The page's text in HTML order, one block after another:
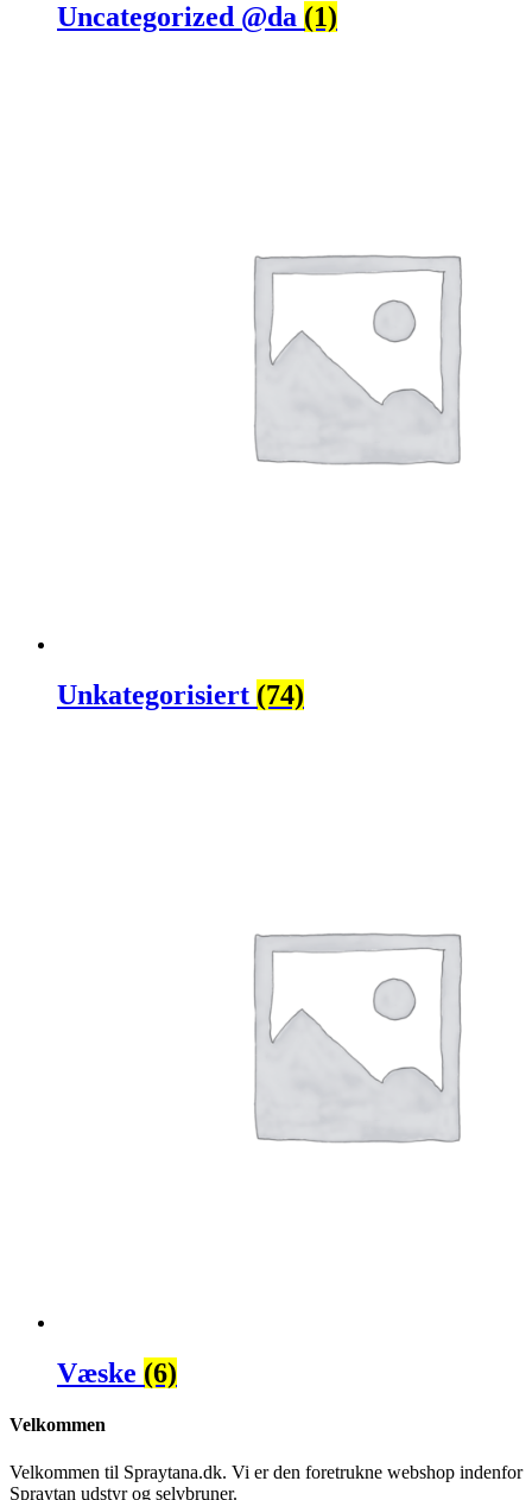
Uncategorized @da (1)
Unkategorisiert (74)
Væske (6)
Velkommen
Velkommen til Spraytana.dk. Vi er den foretrukne webshop indenfor
Spraytan udstyr og selvbruner.